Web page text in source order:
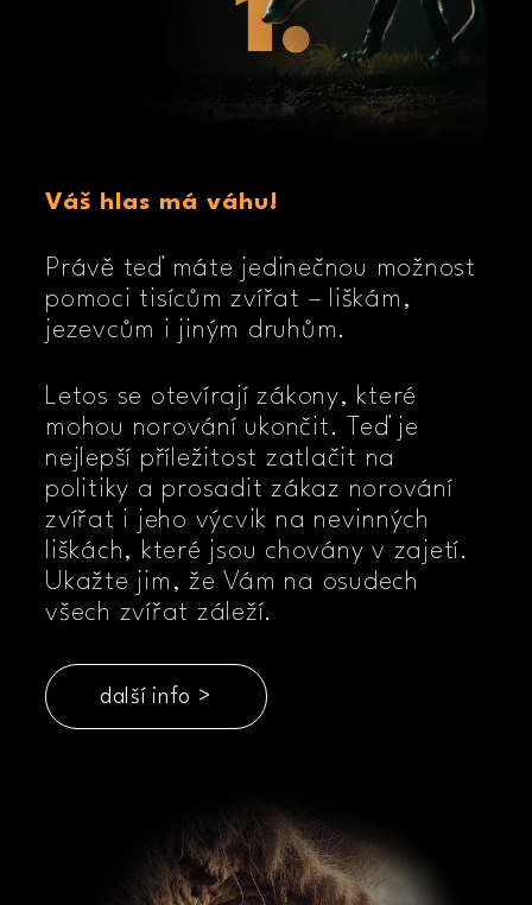
Váš hlas má váhu!
Právě teď máte jedinečnou možnost
pomoci tisícům zvířat – liškám,
jezevcům i jiným druhům.
Letos se otevírají zákony, které
mohou norování ukončit. Teď je
nejlepší příležitost zatlačit na
politiky a prosadit zákaz norování
zvířat i jeho výcvik na nevinných
liškách, které jsou chovány v zajetí.
Ukažte jim, že Vám na osudech
všech zvířat záleží.
další info >